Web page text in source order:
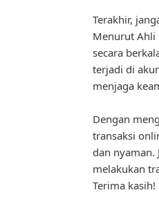
Terakhir,
Menurut Ahli
secara
terjadi di
menjaga
Dengan
transaksi
dan nyaman.
melakukan
Terima kasih!